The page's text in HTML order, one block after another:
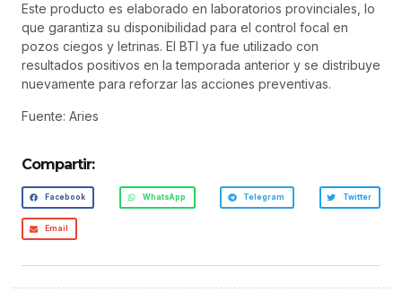
Este producto es elaborado en laboratorios provinciales, lo
que garantiza su disponibilidad para el control focal en
pozos ciegos y letrinas. El BTI ya fue utilizado con
resultados positivos en la temporada anterior y se distribuye
nuevamente para reforzar las acciones preventivas.
Fuente: Aries
Compartir:
Facebook WhatsApp Telegram Twitter
Email